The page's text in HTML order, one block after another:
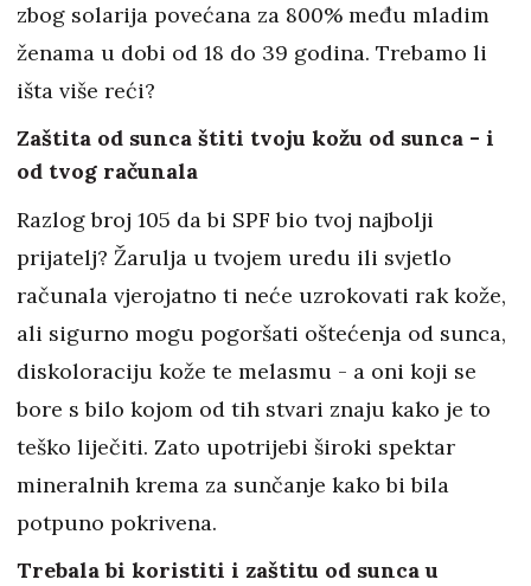
zbog solarija povećana za 800% među mladim
ženama u dobi od 18 do 39 godina. Trebamo li
išta više reći?
Zaštita od sunca štiti tvoju kožu od sunca - i
od tvog računala
Razlog broj 105 da bi SPF bio tvoj najbolji
prijatelj? Žarulja u tvojem uredu ili svjetlo
računala vjerojatno ti neće uzrokovati rak kože,
ali sigurno mogu pogoršati oštećenja od sunca,
diskoloraciju kože te melasmu - a oni koji se
bore s bilo kojom od tih stvari znaju kako je to
teško liječiti. Zato upotrijebi široki spektar
mineralnih krema za sunčanje kako bi bila
potpuno pokrivena.
Trebala bi koristiti i zaštitu od sunca u